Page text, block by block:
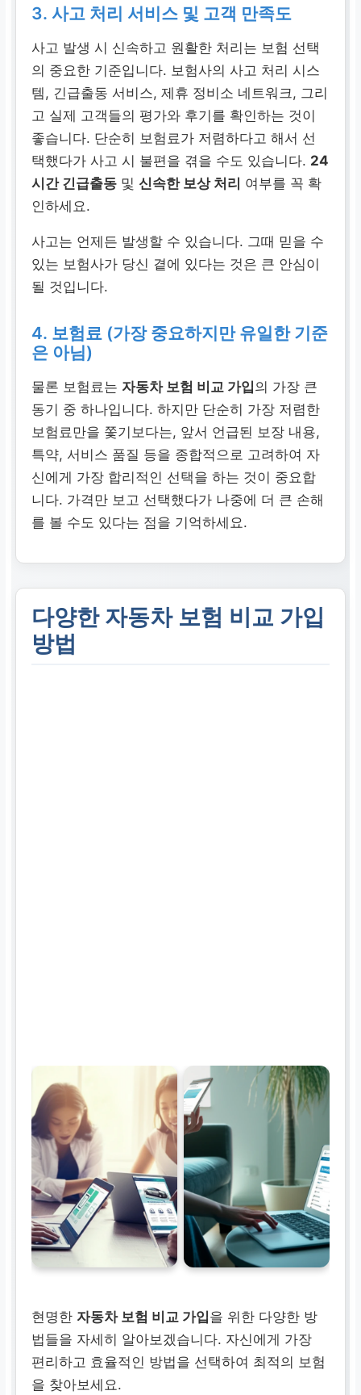
3. 사고 처리 서비스 및 고객 만족도
사고 발생 시 신속하고 원활한 처리는 보험 선택
의 중요한 기준입니다. 보험사의 사고 처리 시스
템, 긴급출동 서비스, 제휴 정비소 네트워크, 그리
고 실제 고객들의 평가와 후기를 확인하는 것이
좋습니다. 단순히 보험료가 저렴하다고 해서 선
택했다가 사고 시 불편을 겪을 수도 있습니다. 24
시간 긴급출동 및신속한 보상 처리 여부를 꼭 확
인하세요.
사고는 언제든 발생할 수 있습니다. 그때 믿을 수
있는 보험사가 당신 곁에 있다는 것은 큰 안심이
될 것입니다.
4. 보험료 (가장 중요하지만 유일한 기준
은 아님)
물론 보험료는 자동차 보험 비교 가입의 가장 큰
동기 중 하나입니다. 하지만 단순히 가장 저렴한
보험료만을 쫓기보다는, 앞서 언급된 보장 내용,
특약, 서비스 품질 등을 종합적으로 고려하여 자
신에게 가장 합리적인 선택을 하는 것이 중요합
니다. 가격만 보고 선택했다가 나중에 더 큰 손해
를 볼 수도 있다는 점을 기억하세요.
다양한 자동차 보험 비교 가입
방법
현명한 자동차 보험 비교 가입을 위한 다양한 방
법들을 자세히 알아보겠습니다. 자신에게 가장
편리하고 효율적인 방법을 선택하여 최적의 보험
을 찾아보세요.